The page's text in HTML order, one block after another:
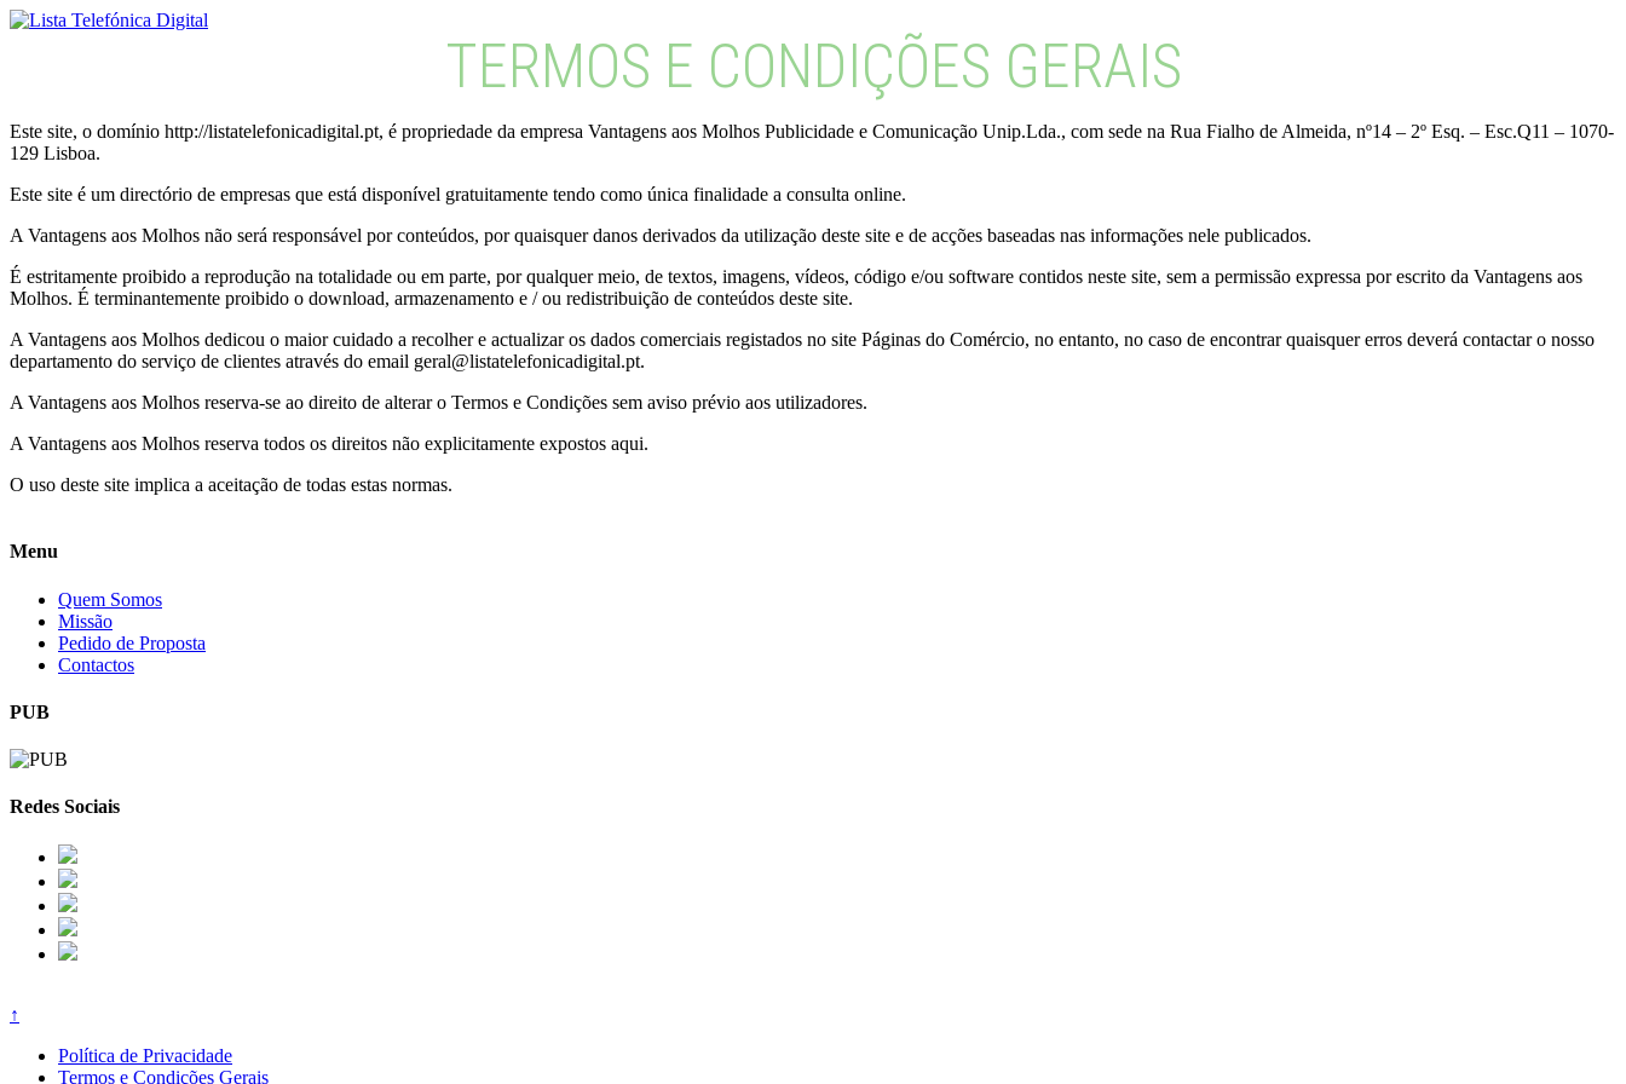
TERMOS E CONDIÇÕES GERAIS
Este site, o domínio http://listatelefonicadigital.pt, é propriedade da empresa Vantagens aos Molhos Publicidade e Comunicação Unip.Lda., com sede na Rua Fialho de Almeida, nº14 – 2º Esq. – Esc.Q11 – 1070-
129 Lisboa.
Este site é um directório de empresas que está disponível gratuitamente tendo como única finalidade a consulta online.
A Vantagens aos Molhos não será responsável por conteúdos, por quaisquer danos derivados da utilização deste site e de acções baseadas nas informações nele publicados.
É estritamente proibido a reprodução na totalidade ou em parte, por qualquer meio, de textos, imagens, vídeos, código e/ou software contidos neste site, sem a permissão expressa por escrito da Vantagens aos
Molhos. É terminantemente proibido o download, armazenamento e / ou redistribuição de conteúdos deste site.
A Vantagens aos Molhos dedicou o maior cuidado a recolher e actualizar os dados comerciais registados no site Páginas do Comércio, no entanto, no caso de encontrar quaisquer erros deverá contactar o nosso
departamento do serviço de clientes através do email geral@listatelefonicadigital.pt.
A Vantagens aos Molhos reserva-se ao direito de alterar o Termos e Condições sem aviso prévio aos utilizadores.
A Vantagens aos Molhos reserva todos os direitos não explicitamente expostos aqui.
O uso deste site implica a aceitação de todas estas normas.
Menu
Quem Somos
Missão
Pedido de Proposta
Contactos
PUB
Redes Sociais
↑
Política de Privacidade
Termos e Condições Gerais